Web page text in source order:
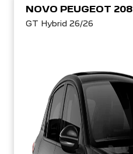
NOVO PEUGEOT 208
GT Hybrid 26/26